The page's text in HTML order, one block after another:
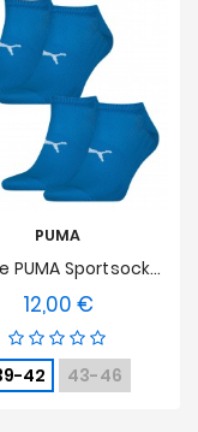
PUMA
Leichte PUMA Sportsocken 2er Pack - Blau
12,00 €Preis
42 43-46